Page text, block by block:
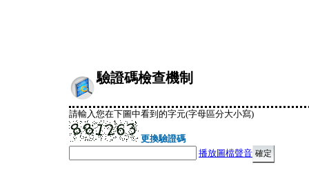
驗證碼檢查機制
請輸入您在下圖中看到的字元(字母區分大小寫)
更換驗證碼
播放圖檔聲音